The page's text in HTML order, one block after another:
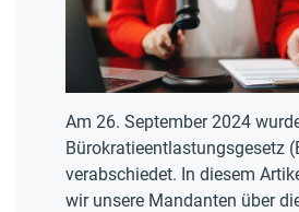
Am 26. September 2024
Bürokratieentlastungsgesetz
verabschiedet. In diesem
wir unsere Mandanten über